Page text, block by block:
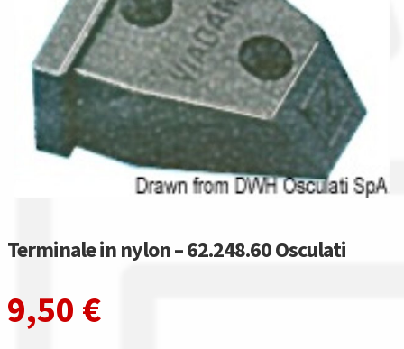
Acquisti in rete pubblica amministrazione
Assicurazione integrativa Garanzia3
Bonus fiscali 2025
Guida all’utilizzo del sito
Terminale in nylon – 62.248.60 Osculati
9,50 €